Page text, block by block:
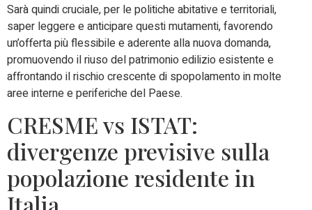
Sarà quindi cruciale, per le politiche abitative e territoriali,
saper leggere e anticipare questi mutamenti, favorendo
un’offerta più flessibile e aderente alla nuova domanda,
promuovendo il riuso del patrimonio edilizio esistente e
affrontando il rischio crescente di spopolamento in molte
aree interne e periferiche del Paese.
CRESME vs ISTAT:
divergenze previsive sulla
popolazione residente in